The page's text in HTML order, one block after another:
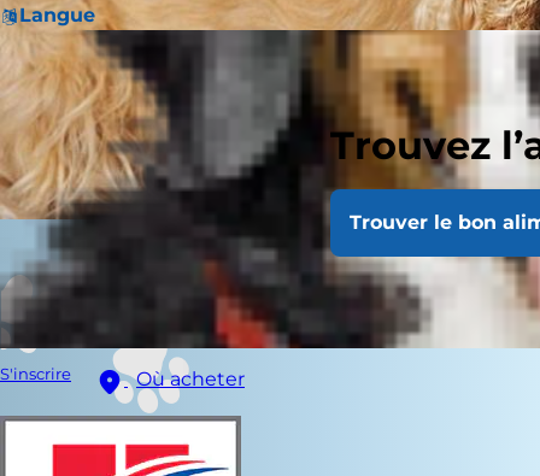
Langue
Trouvez
Trouver le bon
S'inscrire Où acheter